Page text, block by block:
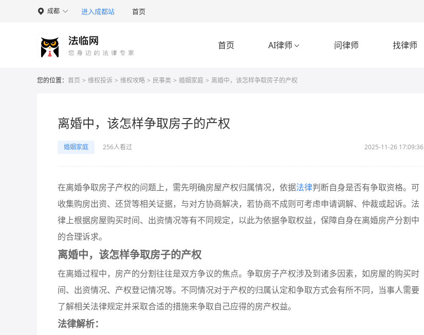
 成都 进入成都站 首页
首页 AI律师  问律师 找律师
您的位置： 首页 > 维权投诉 > 维权攻略 > 民事类 > 婚姻家庭 > 离婚中，该怎样争取房子的产权
离婚中，该怎样争取房子的产权
婚姻家庭 256人看过 2025-11-26 17:09:36
在离婚争取房子产权的问题上，需先明确房屋产权归属情况，依据法律判断自身是否有争取资格。可
收集购房出资、还贷等相关证据，与对方协商解决，若协商不成则可考虑申请调解、仲裁或起诉。法
律上根据房屋购买时间、出资情况等有不同规定，以此为依据争取权益，保障自身在离婚房产分割中
的合理诉求。
离婚中，该怎样争取房子的产权
在离婚过程中，房产的分割往往是双方争议的焦点。争取房子产权涉及到诸多因素，如房屋的购买时
间、出资情况、产权登记情况等。不同情况对于产权的归属认定和争取方式会有所不同，当事人需要
了解相关法律规定并采取合适的措施来争取自己应得的房产权益。
法律解析：